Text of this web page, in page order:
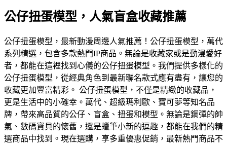
公仔扭蛋模型，人氣盲盒收藏推薦
公仔扭蛋模型，最新動漫周邊人氣推薦！公仔扭蛋模型，萬代
系列精選，包含多款熱門IP商品。無論是收藏家或是動漫愛好
者，都能在這裡找到心儀的公仔扭蛋模型。我們提供多樣化的
公仔扭蛋模型，從經典角色到最新聯名款式應有盡有，讓您的
收藏更加豐富精彩。 公仔扭蛋模型，不僅是精緻的收藏品，
更是生活中的小確幸。萬代、超級瑪利歐、寶可夢等知名品
牌，帶來高品質的公仔、盲盒、扭蛋和模型。無論是鋼彈的帥
氣、數碼寶貝的懷舊，還是蠟筆小新的逗趣，都能在我們的精
選商品中找到。現在選購，享多重優惠促銷，最新熱門商品不